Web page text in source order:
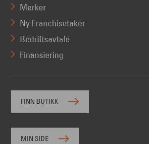
Merker
Ny Franchisetaker
Bedriftsavtale
Finansiering
FINN BUTIKK
MIN SIDE